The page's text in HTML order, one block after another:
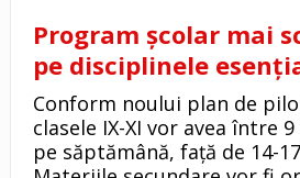
Program școlar mai
pe disciplinele
Conform noului plan de
clasele IX-XI vor avea între
pe săptămână, față de 14-